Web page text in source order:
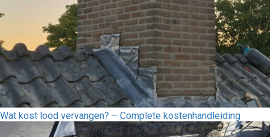
Wat kost lood vervangen? – Complete kostenhandleiding